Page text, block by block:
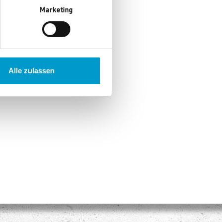
Marketing
Alle zulassen